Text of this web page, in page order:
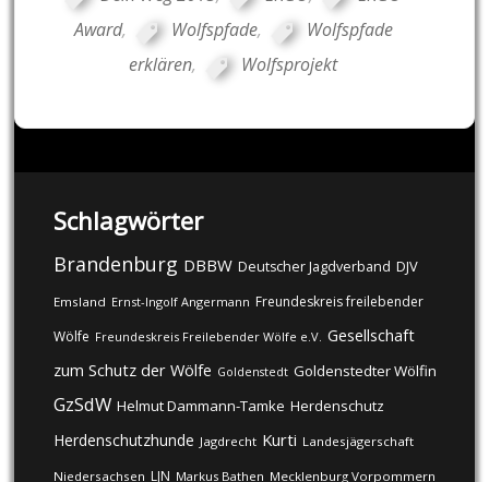
Award, Wolfspfade,
Wolfspfade
erklären, Wolfsprojekt
Schlagwörter
Brandenburg DBBW Deutscher Jagdverband DJV
Emsland Ernst-Ingolf Angermann Freundeskreis freilebender
Wölfe Freundeskreis Freilebender Wölfe e.V. Gesellschaft
zum Schutz der Wölfe Goldenstedt Goldenstedter Wölfin
GzSdW Helmut Dammann-Tamke Herdenschutz
Herdenschutzhunde Jagdrecht Kurti Landesjägerschaft
Niedersachsen LJN Markus Bathen Mecklenburg Vorpommern